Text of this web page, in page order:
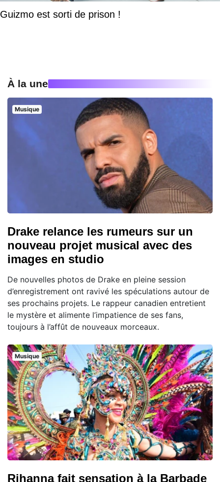
Guizmo est sorti de prison !
À la une
Musique
Drake relance les rumeurs sur un
nouveau projet musical avec des
images en studio
De nouvelles photos de Drake en pleine session
d’enregistrement ont ravivé les spéculations autour de
ses prochains projets. Le rappeur canadien entretient
le mystère et alimente l’impatience de ses fans,
toujours à l’affût de nouveaux morceaux.
Musique
Rihanna fait sensation à la Barbade